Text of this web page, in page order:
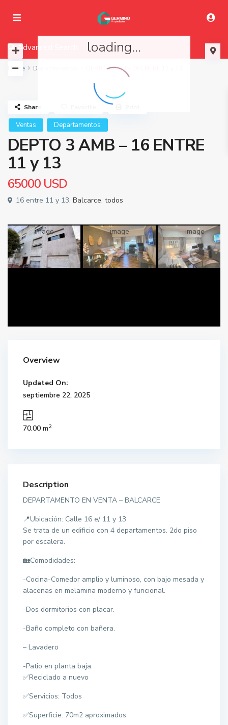
loading...
Advanced Search
Home Departamentos DEPTO 3 AMB – 16 ENTRE 11 y 13
Ventas Departamentos
DEPTO 3 AMB – 16 ENTRE
11 y 13
65000 USD
16 entre 11 y 13, Balcarce, todos
Share
Overview
Updated On:
septiembre 22, 2025
70.00 m2
Description
DEPARTAMENTO EN VENTA – BALCARCE
📍Ubicación: Calle 16 e/ 11 y 13
Se trata de un edificio con 4 departamentos. 2do piso
por escalera.
🏡Comodidades:
-Cocina-Comedor amplio y luminoso, con bajo mesada y
alacenas en melamina moderno y funcional.
-Dos dormitorios con placar.
-Baño completo con bañera.
– Lavadero
-Patio en planta baja.
✅Reciclado a nuevo
✅Servicios: Todos
✅Superficie: 70m2 aproximados.